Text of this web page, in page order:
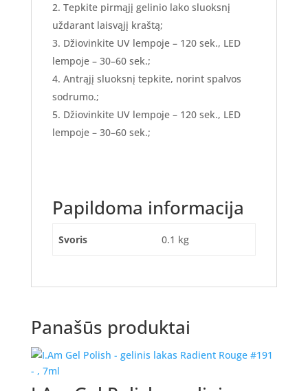
Tepkite pirmąjį gelinio lako sluoksnį
uždarant laisvąjį kraštą;
Džiovinkite UV lempoje – 120 sek., LED
lempoje – 30–60 sek.;
Antrąjį sluoksnį tepkite, norint spalvos
sodrumo.;
Džiovinkite UV lempoje – 120 sek., LED
lempoje – 30–60 sek.;
Papildoma informacija
Svoris 0.1 kg
Panašūs produktai